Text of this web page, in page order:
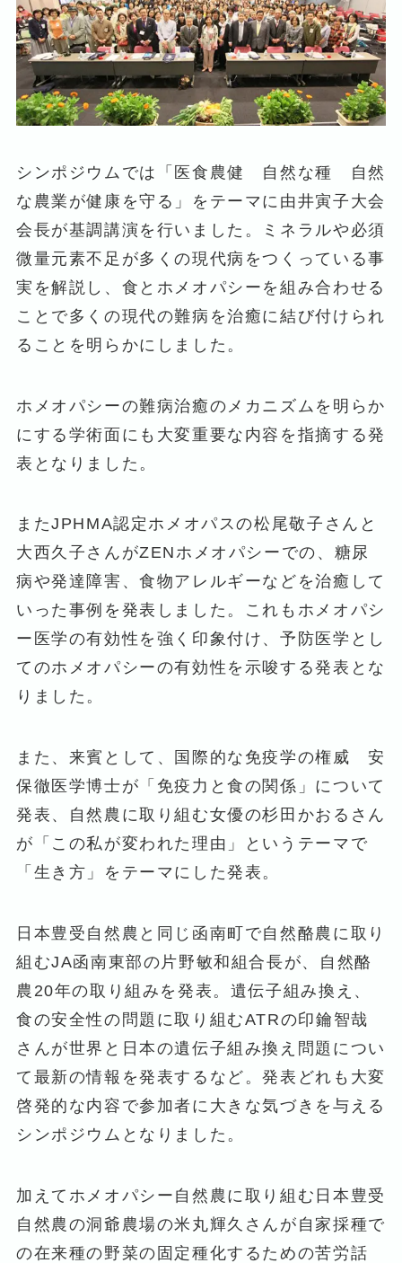
シンポジウムでは「医食農健 自然な種 自然
な農業が健康を守る」をテーマに由井寅子大会
会長が基調講演を行いました。ミネラルや必須
微量元素不足が多くの現代病をつくっている事
実を解説し、食とホメオパシーを組み合わせる
ことで多くの現代の難病を治癒に結び付けられ
ることを明らかにしました。
ホメオパシーの難病治癒のメカニズムを明らか
にする学術面にも大変重要な内容を指摘する発
表となりました。
またJPHMA認定ホメオパスの松尾敬子さんと
大西久子さんがZENホメオパシーでの、糖尿
病や発達障害、食物アレルギーなどを治癒して
いった事例を発表しました。これもホメオパシ
ー医学の有効性を強く印象付け、予防医学とし
てのホメオパシーの有効性を示唆する発表とな
りました。
また、来賓として、国際的な免疫学の権威 安
保徹医学博士が「免疫力と食の関係」について
発表、自然農に取り組む女優の杉田かおるさん
が「この私が変われた理由」というテーマで
「生き方」をテーマにした発表。
日本豊受自然農と同じ函南町で自然酪農に取り
組むJA函南東部の片野敏和組合長が、自然酪
農20年の取り組みを発表。遺伝子組み換え、
食の安全性の問題に取り組むATRの印鑰智哉
さんが世界と日本の遺伝子組み換え問題につい
て最新の情報を発表するなど。発表どれも大変
啓発的な内容で参加者に大きな気づきを与える
シンポジウムとなりました。
加えてホメオパシー自然農に取り組む日本豊受
自然農の洞爺農場の米丸輝久さんが自家採種で
の在来種の野菜の固定種化するための苦労話